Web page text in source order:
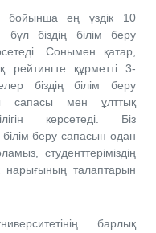
бойынша ең үздік 10
бұл біздің білім беру
Сонымен қатар,
рейтингте құрметті 3-
біздің білім беру
сапасы мен ұлттық
көрсетеді. Біз
білім беру сапасын одан
студенттеріміздің
нарығының талаптарын
барлық